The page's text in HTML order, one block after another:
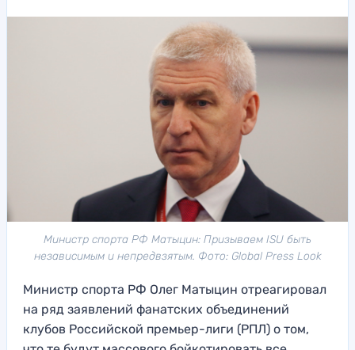
Министр спорта РФ Матыцин: Призываем ISU быть
независимым и непредвзятым. Фото: Global Press Look
Министр спорта РФ Олег Матыцин отреагировал
на ряд заявлений фанатских объединений
клубов Российской премьер-лиги (РПЛ) о том,